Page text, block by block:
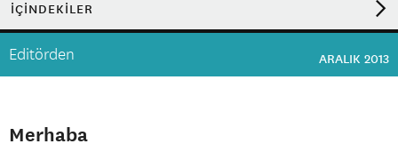
İÇİNDEKİLER
Editörden ARALIK 2013
Merhaba